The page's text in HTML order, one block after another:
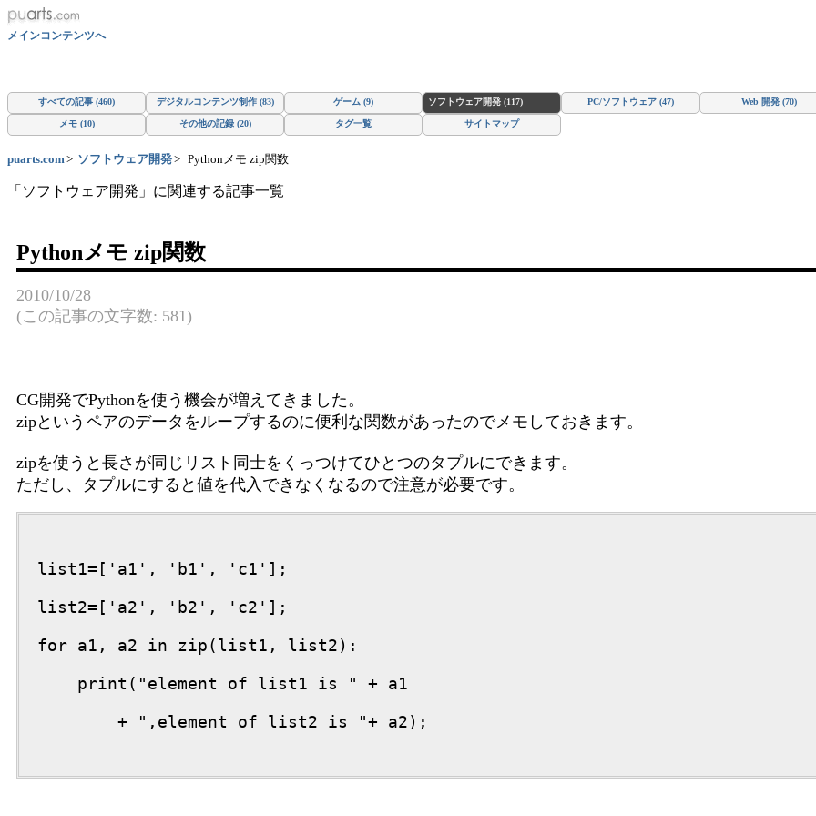
メインコンテンツへ
すべての記事 (460) デジタルコンテンツ制作 (83) ゲーム (9) ソフトウェア開発 (117) PC/ソフトウェア (47) Web 開発 (70)
メモ (10) その他の記録 (20) タグ一覧 サイトマップ
puarts.com ソフトウェア開発 Pythonメモ zip関数
「ソフトウェア開発」に関連する記事一覧
Pythonメモ zip関数
2010/10/28
(この記事の文字数: 581)
CG開発でPythonを使う機会が増えてきました。
zipというペアのデータをループするのに便利な関数があったのでメモしておきます。
zipを使うと長さが同じリスト同士をくっつけてひとつのタプルにできます。
ただし、タプルにすると値を代入できなくなるので注意が必要です。
list1=['a1', 'b1', 'c1'];
list2=['a2', 'b2', 'c2'];
for a1, a2 in zip(list1, list2):
    print("element of list1 is " + a1
        + ",element of list2 is "+ a2);